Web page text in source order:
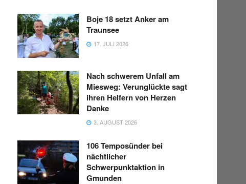
Boje 18 setzt Anker am
Traunsee
17. JULI 2026
Nach schwerem Unfall am
Miesweg: Verunglückte sagt
ihren Helfern von Herzen
Danke
3. AUGUST 2026
106 Temposünder bei
nächtlicher
Schwerpunktaktion in
Gmunden